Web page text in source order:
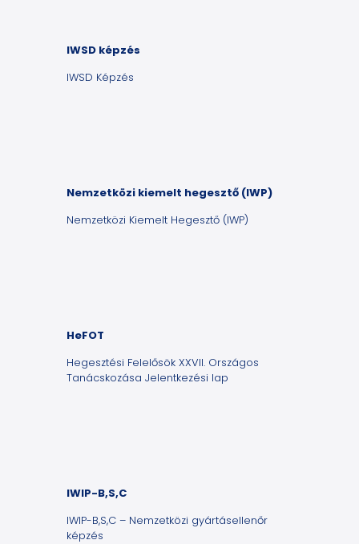
IWSD képzés
IWSD Képzés
Nemzetközi kiemelt hegesztő (IWP)
Nemzetközi Kiemelt Hegesztő (IWP)
HeFOT
Hegesztési Felelősök XXVII. Országos
Tanácskozása Jelentkezési lap
IWIP-B,S,C
IWIP-B,S,C – Nemzetközi gyártásellenőr
képzés